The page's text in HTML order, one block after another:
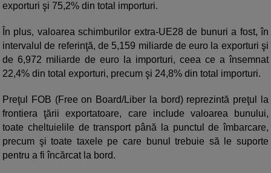
exporturi şi 75,2% din total importuri.
În plus, valoarea schimburilor extra-UE28 de bunuri a fost, în
intervalul de referinţă, de 5,159 miliarde de euro la exporturi şi
de 6,972 miliarde de euro la importuri, ceea ce a însemnat
22,4% din total exporturi, precum şi 24,8% din total importuri.
Preţul FOB (Free on Board/Liber la bord) reprezintă preţul la
frontiera ţării exportatoare, care include valoarea bunului,
toate cheltuielile de transport până la punctul de îmbarcare,
precum şi toate taxele pe care bunul trebuie să le suporte
pentru a fi încărcat la bord.